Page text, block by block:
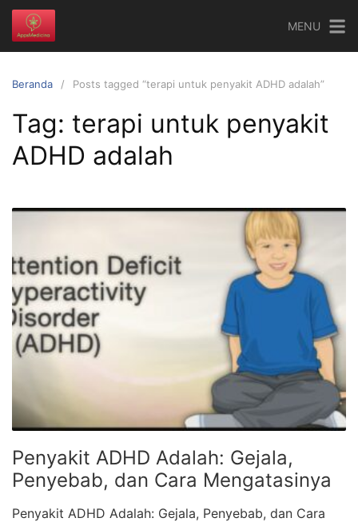
Langsung
konten
MENU
Beranda Posts tagged “terapi untuk penyakit ADHD adalah”
Tag: terapi untuk penyakit
ADHD adalah
Penyakit ADHD Adalah: Gejala,
Penyebab, dan Cara Mengatasinya
Penyakit ADHD Adalah: Gejala, Penyebab, dan Cara